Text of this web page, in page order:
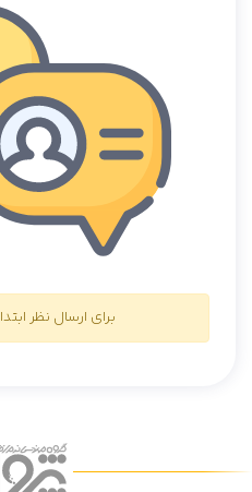
برای ارسال نظر ابتدا